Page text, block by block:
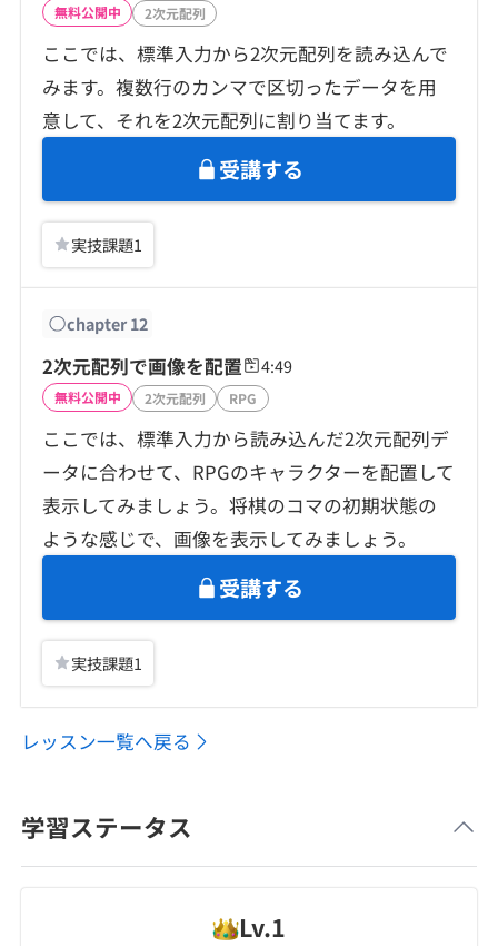
無料公開中 2次元配列
ここでは、標準入力から2次元配列を読み込んで
みます。複数行のカンマで区切ったデータを用
意して、それを2次元配列に割り当てます。
受講する
実技課題1
chapter12
2次元配列で画像を配置 4:49
無料公開中 2次元配列 RPG
ここでは、標準入力から読み込んだ2次元配列デ
ータに合わせて、RPGのキャラクターを配置して
表示してみましょう。将棋のコマの初期状態の
ような感じで、画像を表示してみましょう。
受講する
実技課題1
レッスン一覧へ戻る
学習ステータス
Lv.1